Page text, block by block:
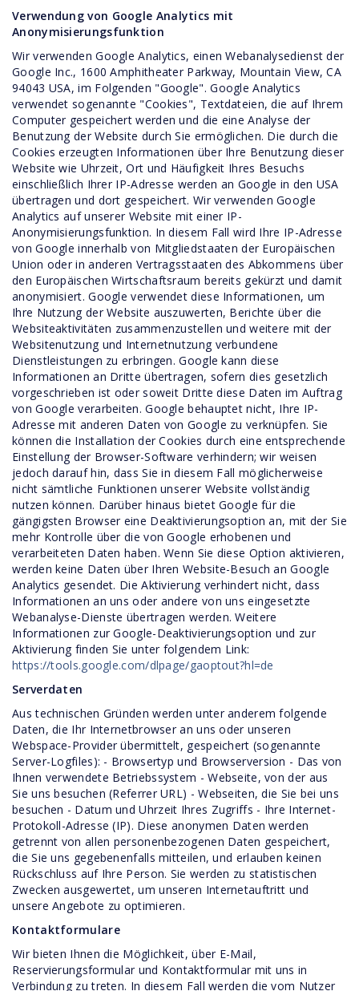
Verwendung von Google Analytics mit
Anonymisierungsfunktion
Wir verwenden Google Analytics, einen Webanalysedienst der
Google Inc., 1600 Amphitheater Parkway, Mountain View, CA
94043 USA, im Folgenden "Google". Google Analytics
verwendet sogenannte "Cookies", Textdateien, die auf Ihrem
Computer gespeichert werden und die eine Analyse der
Benutzung der Website durch Sie ermöglichen. Die durch die
Cookies erzeugten Informationen über Ihre Benutzung dieser
Website wie Uhrzeit, Ort und Häufigkeit Ihres Besuchs
einschließlich Ihrer IP-Adresse werden an Google in den USA
übertragen und dort gespeichert. Wir verwenden Google
Analytics auf unserer Website mit einer IP-
Anonymisierungsfunktion. In diesem Fall wird Ihre IP-Adresse
von Google innerhalb von Mitgliedstaaten der Europäischen
Union oder in anderen Vertragsstaaten des Abkommens über
den Europäischen Wirtschaftsraum bereits gekürzt und damit
anonymisiert. Google verwendet diese Informationen, um
Ihre Nutzung der Website auszuwerten, Berichte über die
Websiteaktivitäten zusammenzustellen und weitere mit der
Websitenutzung und Internetnutzung verbundene
Dienstleistungen zu erbringen. Google kann diese
Informationen an Dritte übertragen, sofern dies gesetzlich
vorgeschrieben ist oder soweit Dritte diese Daten im Auftrag
von Google verarbeiten. Google behauptet nicht, Ihre IP-
Adresse mit anderen Daten von Google zu verknüpfen. Sie
können die Installation der Cookies durch eine entsprechende
Einstellung der Browser-Software verhindern; wir weisen
jedoch darauf hin, dass Sie in diesem Fall möglicherweise
nicht sämtliche Funktionen unserer Website vollständig
nutzen können. Darüber hinaus bietet Google für die
gängigsten Browser eine Deaktivierungsoption an, mit der Sie
mehr Kontrolle über die von Google erhobenen und
verarbeiteten Daten haben. Wenn Sie diese Option aktivieren,
werden keine Daten über Ihren Website-Besuch an Google
Analytics gesendet. Die Aktivierung verhindert nicht, dass
Informationen an uns oder andere von uns eingesetzte
Webanalyse-Dienste übertragen werden. Weitere
Informationen zur Google-Deaktivierungsoption und zur
Aktivierung finden Sie unter folgendem Link:
https://tools.google.com/dlpage/gaoptout?hl=de
Serverdaten
Aus technischen Gründen werden unter anderem folgende
Daten, die Ihr Internetbrowser an uns oder unseren
Webspace-Provider übermittelt, gespeichert (sogenannte
Server-Logfiles): - Browsertyp und Browserversion - Das von
Ihnen verwendete Betriebssystem - Webseite, von der aus
Sie uns besuchen (Referrer URL) - Webseiten, die Sie bei uns
besuchen - Datum und Uhrzeit Ihres Zugriffs - Ihre Internet-
Protokoll-Adresse (IP). Diese anonymen Daten werden
getrennt von allen personenbezogenen Daten gespeichert,
die Sie uns gegebenenfalls mitteilen, und erlauben keinen
Rückschluss auf Ihre Person. Sie werden zu statistischen
Zwecken ausgewertet, um unseren Internetauftritt und
unsere Angebote zu optimieren.
Kontaktformulare
Wir bieten Ihnen die Möglichkeit, über E-Mail,
Reservierungsformular und Kontaktformular mit uns in
Verbindung zu treten. In diesem Fall werden die vom Nutzer